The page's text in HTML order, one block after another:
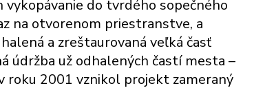
do tvrdého sopečného
na otvorenom priestranstve, a
a zreštaurovaná veľká časť
údržba už odhalených častí mesta –
roku 2001 vznikol projekt zameraný